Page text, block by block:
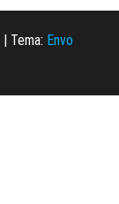
| Tema: Envo